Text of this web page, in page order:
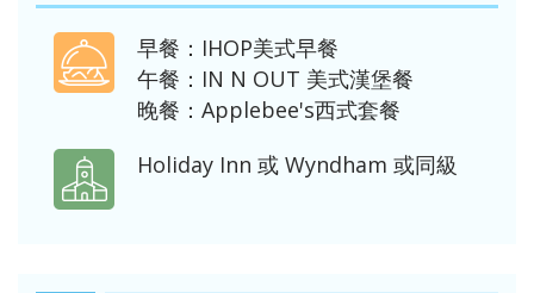
早餐：IHOP美式早餐
午餐：IN N OUT 美式漢堡餐
晚餐：Applebee's西式套餐
Holiday Inn 或 Wyndham 或同級